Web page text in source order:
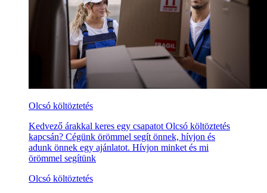
Olcsó költöztetés
Kedvező árakkal keres egy csapatot Olcsó költöztetés
kapcsán? Cégünk örömmel segít önnek, hívjon és
adunk önnek egy ajánlatot. Hívjon minket és mi
örömmel segítünk
Olcsó költöztetés